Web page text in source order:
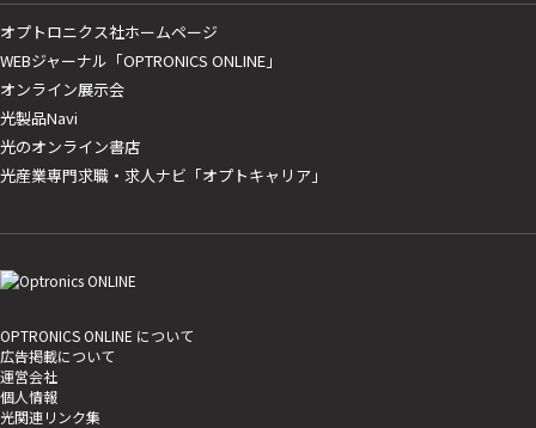
オプトロニクス社ホームページ
WEBジャーナル「OPTRONICS ONLINE」
オンライン展示会
光製品Navi
光のオンライン書店
光産業専門求職・求人ナビ「オプトキャリア」
OPTRONICS ONLINE について
広告掲載について
運営会社
個人情報
光関連リンク集